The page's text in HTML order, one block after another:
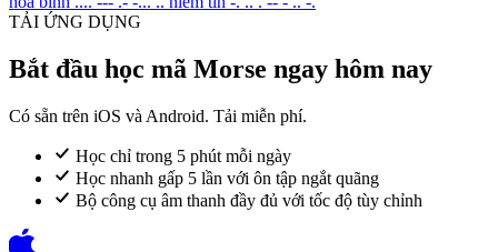
TẢI ỨNG DỤNG
Bắt đầu học mã Morse ngay hôm nay
Có sẵn trên iOS và Android. Tải miễn phí.
Học chỉ trong 5 phút mỗi ngày
Học nhanh gấp 5 lần với ôn tập ngắt quãng
Bộ công cụ âm thanh đầy đủ với tốc độ tùy chỉnh